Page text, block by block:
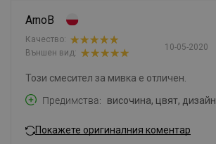
ArnoB
10-05-2020
Качество:
Външен вид:
Този смесител за мивка е отличен.
Предимства
височина, цвят, дизайн
Покажете оригиналния коментар